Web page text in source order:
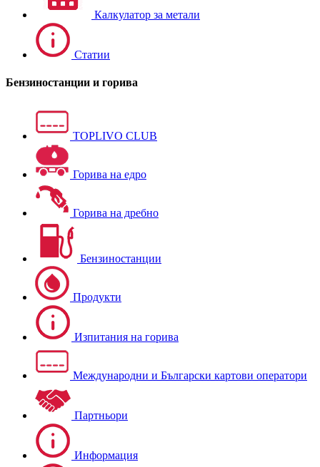
Калкулатор за метали
Статии
Бензиностанции и горива
TOPLIVO CLUB
Горива на едро
Горива на дребно
Бензиностанции
Продукти
Изпитания на горива
Международни и Български картови оператори
Партньори
Информация